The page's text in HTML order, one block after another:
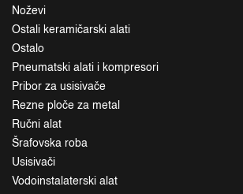
Noževi
Ostali keramičarski alati
Ostalo
Pneumatski alati i kompresori
Pribor za usisivače
Rezne ploče za metal
Ručni alat
Šrafovska roba
Usisivači
Vodoinstalaterski alat